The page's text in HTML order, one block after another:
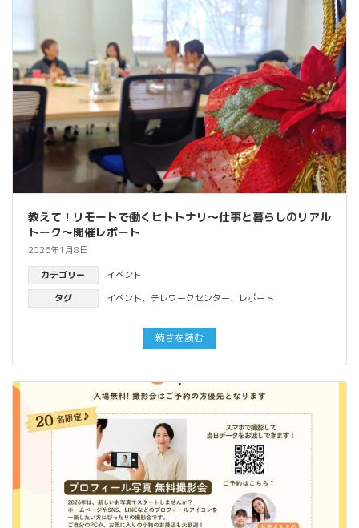
教えて！リモートで働くヒトトナリ～仕事と暮らしのリアル
トーク～開催レポート
2026年1月8日
カテゴリー
イベント
タグ
イベント、 テレワークセンター、 レポート
続きを読む